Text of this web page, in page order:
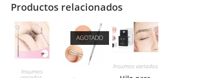
Productos relacionados
Insumos
AGOTADO
Insumos variados